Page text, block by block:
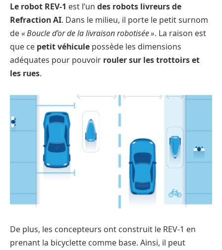
Le robot REV-1 est l’un des robots livreurs de
Refraction AI. Dans le milieu, il porte le petit surnom
de« Boucle d’or de la livraison robotisée ». La raison est
que ce petit véhicule possède les dimensions
adéquates pour pouvoir rouler sur les trottoirs et
les rues.
De plus, les concepteurs ont construit le REV-1 en
prenant la bicyclette comme base. Ainsi, il peut